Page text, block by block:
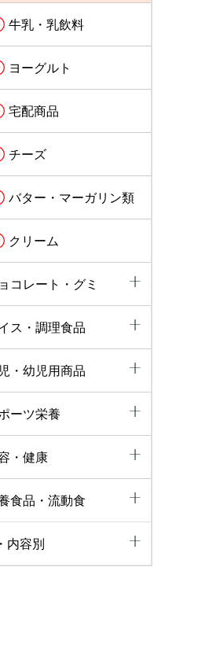
牛乳・乳飲料
ヨーグルト
宅配商品
チーズ
バター・マーガリン類
クリーム
コレート・グミ
ス・調理食品
・幼児用商品
ーツ栄養
・健康
食品・流動食
内容別